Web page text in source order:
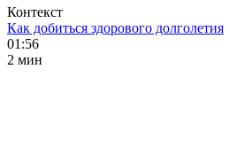
Контекст
Как добиться здорового долголетия
01:56
2 мин